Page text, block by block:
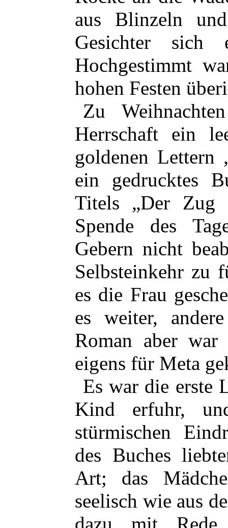
aus Blinzeln
Gesichter sich
Hochgestimmt
hohen Festen
Zu
Herrschaft ein
goldenen Lettern
ein gedrucktes
Titels „Der Zug
Spende des
Gebern nicht
Selbsteinkehr zu
es die Frau
es weiter,
Roman aber
eigens für Meta
Es war die erste
Kind erfuhr,
stürmischen
des Buches
Art; das
seelisch wie aus